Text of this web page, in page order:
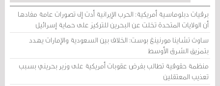
برقيات دبلوماسية أمريكية: الحرب الإيرانية أدت إلى تصورات عامة مفادها
أن الولايات المتحدة تخلت عن البحرين للتركيز على حماية إسرائيل
ساوث تشاينا مورنينغ بوست: الخلاف بين السعودية والإمارات يهدد
بتمزيق الشرق الأوسط
منظمة حقوقية تطالب بفرض عقوبات أمريكية على وزير بحريني بسبب
تعذيب المعتقلين